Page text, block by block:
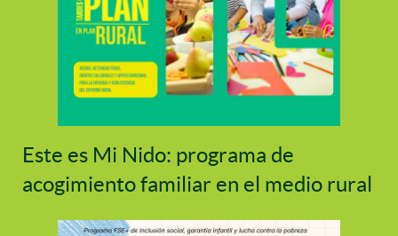
Este es Mi Nido: programa de
acogimiento familiar en el medio rural